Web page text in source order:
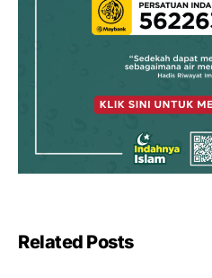
Related Posts